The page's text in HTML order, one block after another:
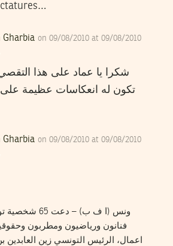
Gharbia on 09/08/2010 at 09/08/2010
شكرا يا عماد على هذا
تكون له انعكاسات عظيمة
Gharbia on 09/08/2010 at 09/08/2010
ونس (ا ف ب) – دعت
فنانون ورياضيون ومطربون
اعمال، الرئيس التونسي زين العابدين